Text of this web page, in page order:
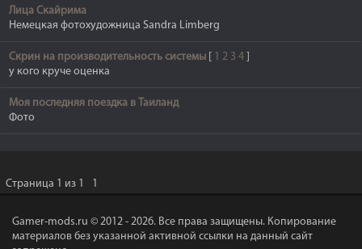
Лица Скайрима
Немецкая фотохудожница Sandra Limberg
Скрин на производительность системы 1 2 3 4
у кого круче оценка
Моя последняя поездка в Таиланд
Фото
Страница 1 из 1 1
Gamer-mods.ru © 2012 - 2026. Все права защищены. Копирование
материалов без указанной активной ссылки на данный сайт